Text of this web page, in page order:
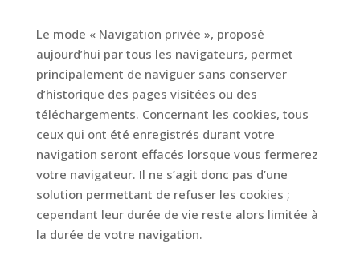
Le mode « Navigation privée », proposé
aujourd’hui par tous les navigateurs, permet
principalement de naviguer sans conserver
d’historique des pages visitées ou des
téléchargements. Concernant les cookies, tous
ceux qui ont été enregistrés durant votre
navigation seront effacés lorsque vous fermerez
votre navigateur. Il ne s’agit donc pas d’une
solution permettant de refuser les cookies ;
cependant leur durée de vie reste alors limitée à
la durée de votre navigation.